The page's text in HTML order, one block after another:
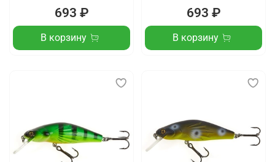
693 ₽
В корзину
693 ₽
В корзину